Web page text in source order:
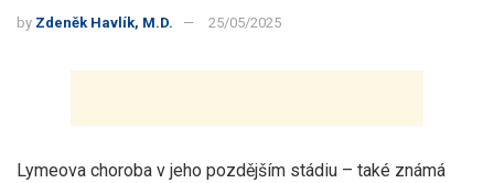
by Zdeněk Havlík, M.D. 25/05/2025
Lymeova choroba v jeho pozdějším stádiu – také známá